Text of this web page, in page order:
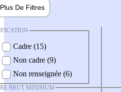
Plus De Filtres
Cadre (15)
Non cadre (9)
Non renseignée (6)
BRUT MINIMUM